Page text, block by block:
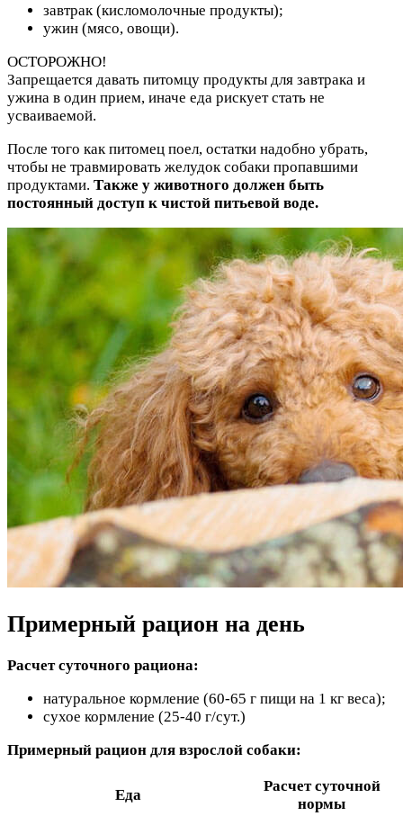
завтрак (кисломолочные продукты);
ужин (мясо, овощи).
ОСТОРОЖНО!
Запрещается давать питомцу продукты для завтрака и
ужина в один прием, иначе еда рискует стать не
усваиваемой.
После того как питомец поел, остатки надобно убрать,
чтобы не травмировать желудок собаки пропавшими
продуктами. Также у животного должен быть
постоянный доступ к чистой питьевой воде.
Примерный рацион на день
Расчет суточного рациона:
натуральное кормление (60-65 г пищи на 1 кг веса);
сухое кормление (25-40 г/сут.)
Примерный рацион для взрослой собаки:
Еда
Расчет суточной
нормы